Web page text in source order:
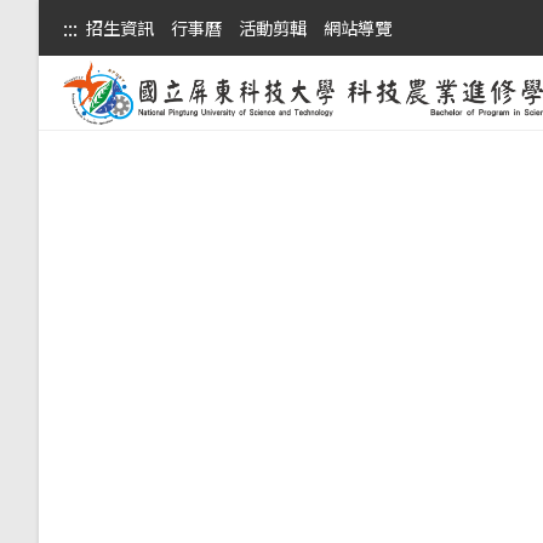
::: 招生資訊 行事曆 活動剪輯 網站導覽